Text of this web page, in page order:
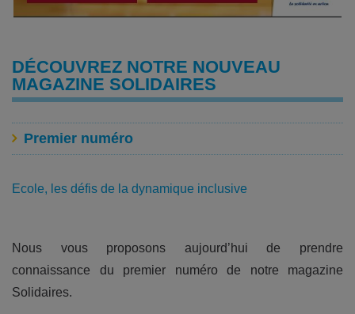
DÉCOUVREZ NOTRE NOUVEAU
MAGAZINE SOLIDAIRES
Premier numéro
Ecole, les défis de la dynamique inclusive
Nous vous proposons aujourd’hui de prendre
connaissance du premier numéro de notre magazine
Solidaires.